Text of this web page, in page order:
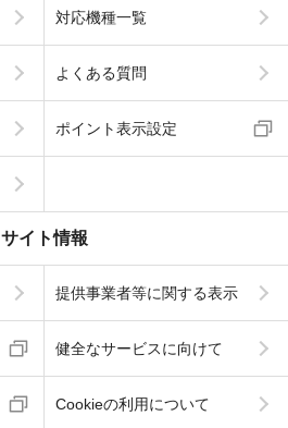
対応機種一覧
よくある質問
ポイント表示設定
サイト情報
提供事業者等に関する表示
健全なサービスに向けて
Cookieの利用について